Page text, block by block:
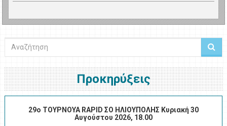
Προκηρύξεις
29ο ΤΟΥΡΝΟΥΑ RAPID ΣΟ ΗΛΙΟΥΠΟΛΗΣ Κυριακή 30
Αυγούστου 2026, 18.00